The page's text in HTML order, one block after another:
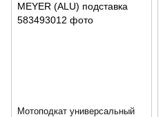
Мотоподкат универсальный